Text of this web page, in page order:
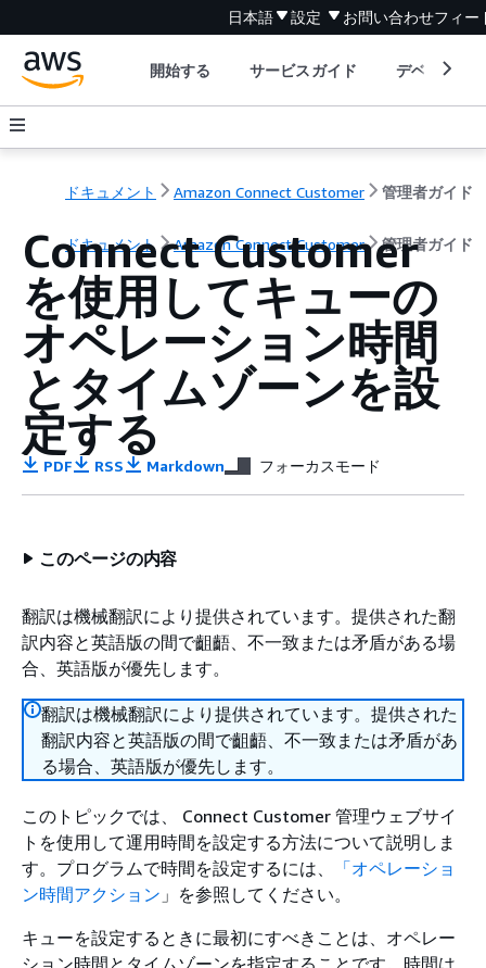
日本語 設定 お問い合わせフィー
開始する サービスガイド デベロッパ
ドキュメント Amazon Connect Customer 管理者ガイド
ドキュメント Amazon Connect Customer 管理者ガイド
Connect Customer
を使用してキューの
オペレーション時間
とタイムゾーンを設
定する
PDF RSS Markdown フォーカスモード
このページの内容
翻訳は機械翻訳により提供されています。提供された翻
訳内容と英語版の間で齟齬、不一致または矛盾がある場
合、英語版が優先します。
翻訳は機械翻訳により提供されています。提供された
翻訳内容と英語版の間で齟齬、不一致または矛盾があ
る場合、英語版が優先します。
このトピックでは、 Connect Customer 管理ウェブサイ
トを使用して運用時間を設定する方法について説明しま
す。プログラムで時間を設定するには、
「オペレーショ
ン時間アクション 」を参照してください。
キューを設定するときに最初にすべきことは、オペレー
ション時間とタイムゾーンを指定することです。時間は